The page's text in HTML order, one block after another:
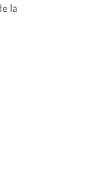
la